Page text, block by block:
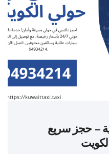
– حجز سريع